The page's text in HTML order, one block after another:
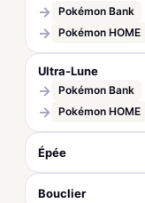
→ Pokémon Bank
→ Pokémon HOME
Ultra-Lune
→ Pokémon Bank
→ Pokémon HOME
Épée
Bouclier